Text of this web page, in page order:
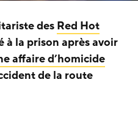
des Red Hot
à la prison après avoir
affaire d’homicide
de la route